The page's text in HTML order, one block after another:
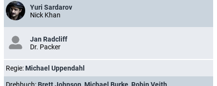
Yuri Sardarov
Nick Khan
Jan Radcliff
Dr. Packer
Regie: Michael Uppendahl